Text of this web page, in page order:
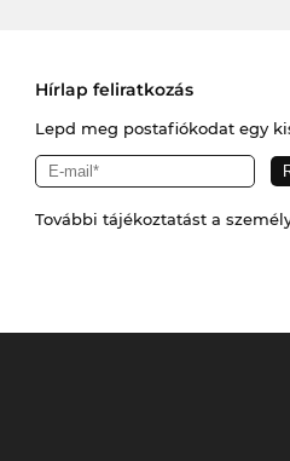
Hírlap feliratkozás
Lepd meg postafiókodat egy
További tájékoztatást a